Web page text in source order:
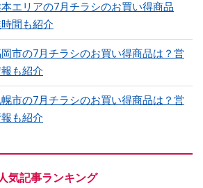
本エリアの7月チラシのお買い得商品
間も紹介
岡市の7月チラシのお買い得商品は？営
も紹介
幌市の7月チラシのお買い得商品は？営
も紹介